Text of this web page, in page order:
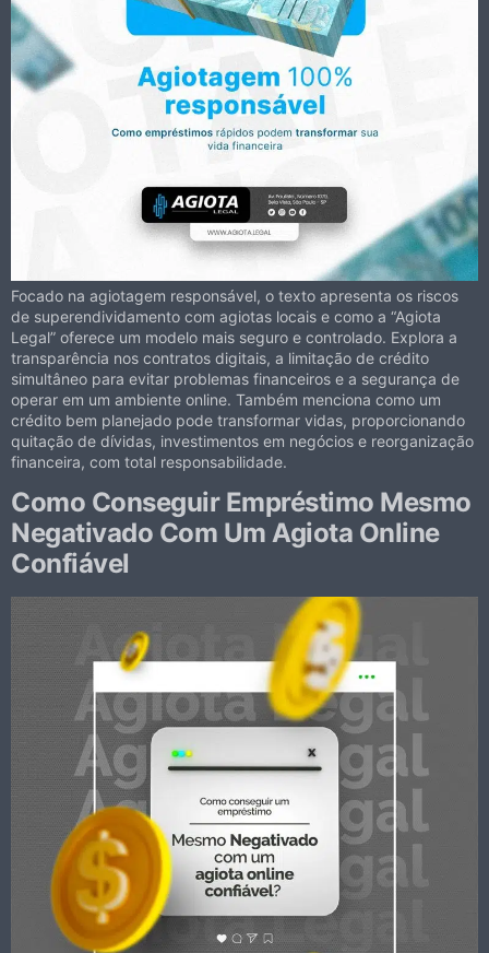
Focado na agiotagem responsável, o texto apresenta os riscos
de superendividamento com agiotas locais e como a “Agiota
Legal” oferece um modelo mais seguro e controlado. Explora a
transparência nos contratos digitais, a limitação de crédito
simultâneo para evitar problemas financeiros e a segurança de
operar em um ambiente online. Também menciona como um
crédito bem planejado pode transformar vidas, proporcionando
quitação de dívidas, investimentos em negócios e reorganização
financeira, com total responsabilidade.
Como Conseguir Empréstimo Mesmo
Negativado Com Um Agiota Online
Confiável